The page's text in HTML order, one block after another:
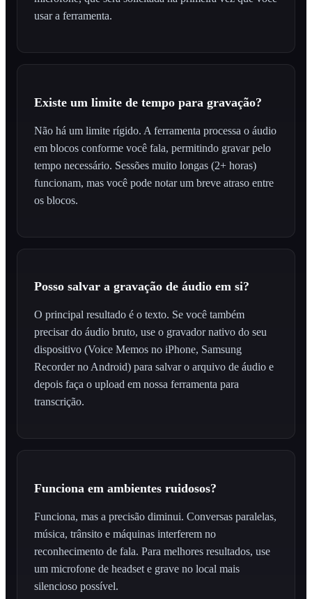
usar a ferramenta.
Existe um limite de tempo para gravação?
Não há um limite rígido. A ferramenta processa o áudio
em blocos conforme você fala, permitindo gravar pelo
tempo necessário. Sessões muito longas (2+ horas)
funcionam, mas você pode notar um breve atraso entre
os blocos.
Posso salvar a gravação de áudio em si?
O principal resultado é o texto. Se você também
precisar do áudio bruto, use o gravador nativo do seu
dispositivo (Voice Memos no iPhone, Samsung
Recorder no Android) para salvar o arquivo de áudio e
depois faça o upload em nossa ferramenta para
transcrição.
Funciona em ambientes ruidosos?
Funciona, mas a precisão diminui. Conversas paralelas,
música, trânsito e máquinas interferem no
reconhecimento de fala. Para melhores resultados, use
um microfone de headset e grave no local mais
silencioso possível.